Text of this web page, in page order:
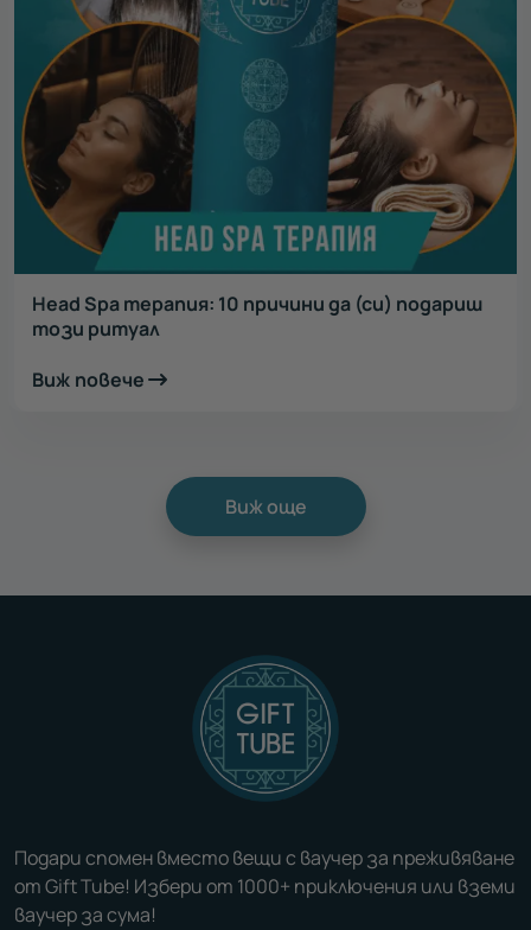
Head Spa терапия: 10 причини да (си) подариш
този ритуал
Виж повече
Виж още
Подари спомен вместо вещи с ваучер за преживяване
от Gift Tube! Избери от 1000+ приключения или вземи
ваучер за сума!